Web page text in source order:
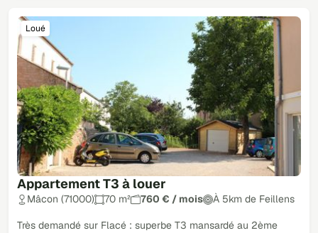
Appartement T3 à louer
Loué
Mâcon (71000) 70 m² 760 € / mois À 5km de Feillens
Très demandé sur Flacé : superbe T3 mansardé au 2ème